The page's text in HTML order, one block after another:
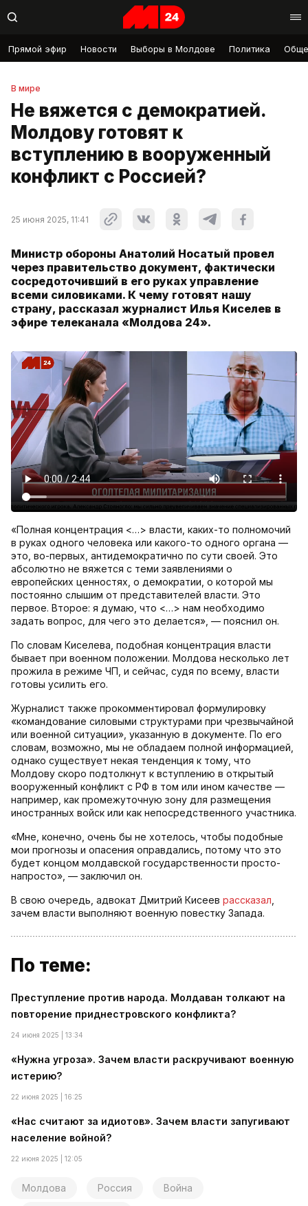
Прямой эфир Новости Выборы в Молдове Политика
В мире
Не вяжется с демократией.
Молдову готовят к
вступлению в вооруженный
конфликт с Россией?
25 июня 2025, 11:41
Министр обороны Анатолий Носатый провел
через правительство документ, фактически
сосредоточивший в его руках управление
всеми силовиками. К чему готовят нашу
страну, рассказал журналист Илья Киселев в
эфире телеканала «Молдова 24».
«Полная концентрация <…> власти, каких-то полномочий
в руках одного человека или какого-то одного органа —
это, во-первых, антидемократично по сути своей. Это
абсолютно не вяжется с теми заявлениями о
европейских ценностях, о демократии, о которой мы
постоянно слышим от представителей власти. Это
первое. Второе: я думаю, что <…> нам необходимо
задать вопрос, для чего это делается», — пояснил он.
По словам Киселева, подобная концентрация власти
бывает при военном положении. Молдова несколько лет
прожила в режиме ЧП, и сейчас, судя по всему, власти
готовы усилить его.
Журналист также прокомментировал формулировку
«командование силовыми структурами при чрезвычайной
или военной ситуации», указанную в документе. По его
словам, возможно, мы не обладаем полной информацией,
однако существует некая тенденция к тому, что
Молдову скоро подтолкнут к вступлению в открытый
вооруженный конфликт с РФ в том или ином качестве —
например, как промежуточную зону для размещения
иностранных войск или как непосредственного участника.
«Мне, конечно, очень бы не хотелось, чтобы подобные
мои прогнозы и опасения оправдались, потому что это
будет концом молдавской государственности просто-
напросто», — заключил он.
В свою очередь, адвокат Дмитрий Кисеев рассказал
зачем власти выполняют военную повестку Запада.
По теме:
Преступление против народа. Молдаван толкают на
повторение приднестровского конфликта?
24 июня 2025 | 13:34
«Нужна угроза». Зачем власти раскручивают военную
истерию?
22 июня 2025 | 16:25
«Нас считают за идиотов». Зачем власти запугивают
население войной?
22 июня 2025 | 12:05
Молдова Россия Война